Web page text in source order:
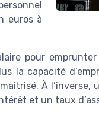
euros à
pour
la capacité
À
et un taux